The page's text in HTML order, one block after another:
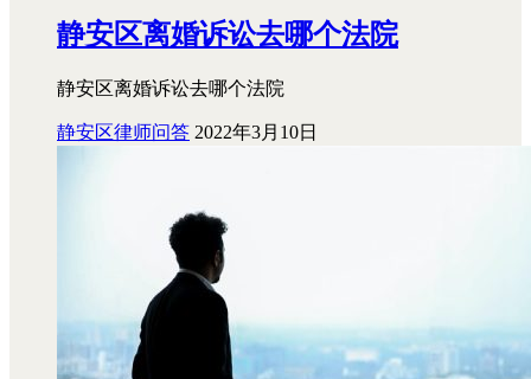
静安区离婚诉讼去哪个法院
静安区离婚诉讼去哪个法院
静安区律师问答 2022年3月10日